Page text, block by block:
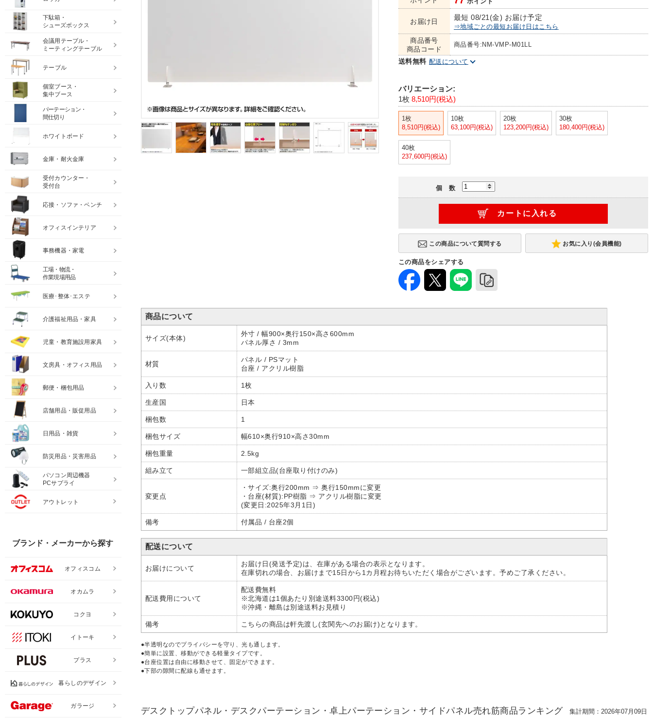
お届け日 最短 08/21(金) お届け予定
⇒地域ごとの最短お届け日はこちら
商品番号
商品コード
商品番号:NM-VMP-M01LL
送料無料 配送について
バリエーション:
1枚 8,510円(税込)
1枚
8,510円(税込)
10枚
63,100円(税込)
20枚
123,200円(税込)
30枚
180,400円(税込)
40枚
237,600円(税込)
個 数
お気に入り(会員機能)
この商品をシェアする
商品について
サイズ(本体)
外寸 / 幅900×奥行150×高さ600mm
パネル厚さ / 3mm
材質
パネル / PSマット
台座 / アクリル樹脂
入り数 1枚
生産国 日本
梱包数 1
梱包サイズ 幅610×奥行910×高さ30mm
梱包重量 2.5kg
組み立て 一部組立品(台座取り付けのみ)
変更点
・サイズ:奥行200mm ⇒ 奥行150mmに変更
・台座(材質):PP樹脂 ⇒ アクリル樹脂に変更
(変更日:2025年3月1日)
備考 付属品 / 台座2個
配送について
お届けについて
お届け日(発送予定)は、在庫がある場合の表示となります。
在庫切れの場合、お届けまで15日から1カ月程お待ちいただく場合がございます。予めご了承ください。
配送費用について
配送費無料
※北海道は1個あたり別途送料3300円(税込)
※沖縄・離島は別途送料お見積り
備考 こちらの商品は軒先渡し(玄関先へのお届け)となります。
●半透明なのでプライバシーを守り、光も通します。
●簡単に設置、移動ができる軽量タイプです。
●台座位置は自由に移動させて、固定ができます。
●下部の隙間に配線も通せます。
デスクトップパネル・デスクパーテーション・卓上パーテーション・サイドパネル売れ筋商品ランキング
集計期間：2026年07月09日
下駄箱・
シューズボックス
会議用テーブル・
ミーティングテーブル
テーブル
個室ブース・
集中ブース
パーテーション・
間仕切り
ホワイトボード
金庫・耐火金庫
受付カウンター・
受付台
応接・ソファ・ベンチ
オフィスインテリア
事務機器・家電
工場・物流・
作業現場用品
医療･整体･エステ
介護福祉用品・家具
児童・教育施設用家具
文房具・オフィス用品
郵便・梱包用品
店舗用品・販促用品
日用品・雑貨
防災用品・災害用品
パソコン周辺機器
PCサプライ
アウトレット
ブランド・メーカーから探す
オフィスコム
オカムラ
コクヨ
イトーキ
プラス
暮らしのデザイン
ガラージ